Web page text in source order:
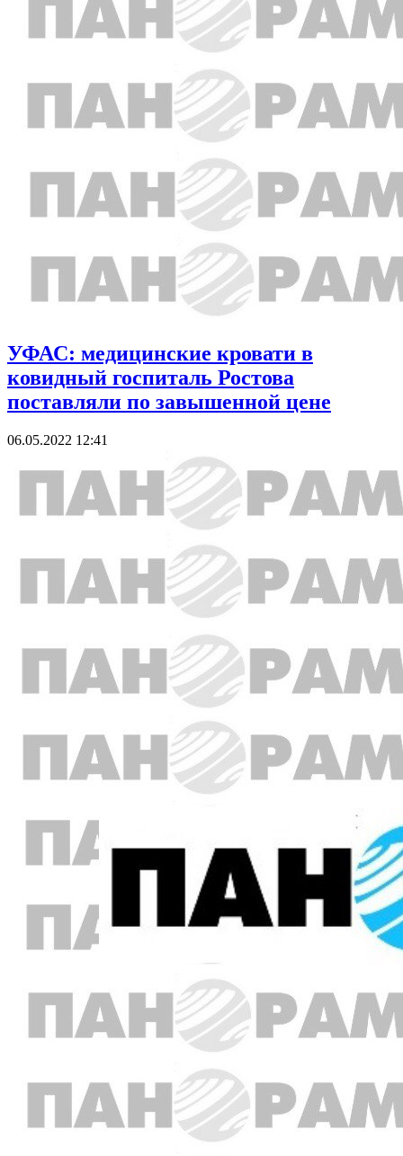
УФАС: медицинские кровати в
ковидный госпиталь Ростова
поставляли по завышенной цене
06.05.2022 12:41